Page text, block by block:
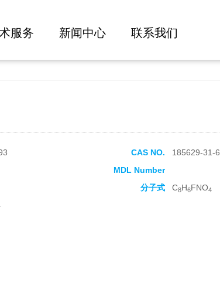
服务 新闻中心 联系我们
CAS NO.
185629-31-6
MDL Number
分子式 C8H6FNO4